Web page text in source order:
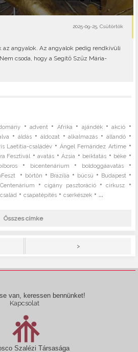
2025-09-25, Csütörtök
az angyalok. Az angyalok pedig rendkívüli
csoda, hogy a Segítő Szűz Mária-
•advent • Afrika • ajándék•akció •
•áldás • áldozat •alkalmazás • állandó•
Laetitia-családév •Ángel Fernández Artime•
Fesztivál •avatás •Ázsia • beiktatás • béke •
• bicentenárium • boldoggáavatás•
• börtön • Brazília • búcsú • Budapest •
Centenárium •cigány pasztoráció•cirkusz •
család •csapatépítés •cserkészek • ...
Összes címke
>
van, keressen bennünket!
Kapcsolat
Szalézi Társasága